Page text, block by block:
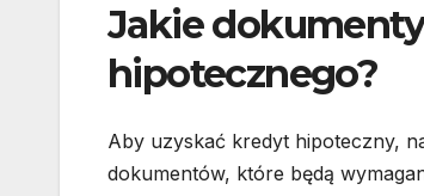
Jakie
hipotecznego?
Aby uzyskać kredyt hipoteczny,
dokumentów, które będą